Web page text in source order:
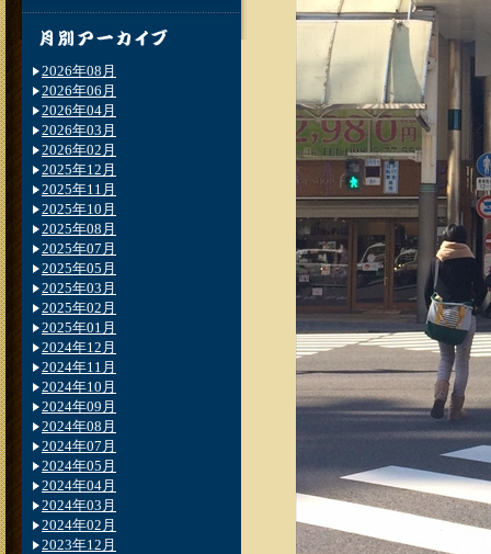
2026年08月
2026年06月
2026年04月
2026年03月
2026年02月
2025年12月
2025年11月
2025年10月
2025年08月
2025年07月
2025年05月
2025年03月
2025年02月
2025年01月
2024年12月
2024年11月
2024年10月
2024年09月
2024年08月
2024年07月
2024年05月
2024年04月
2024年03月
2024年02月
2023年12月